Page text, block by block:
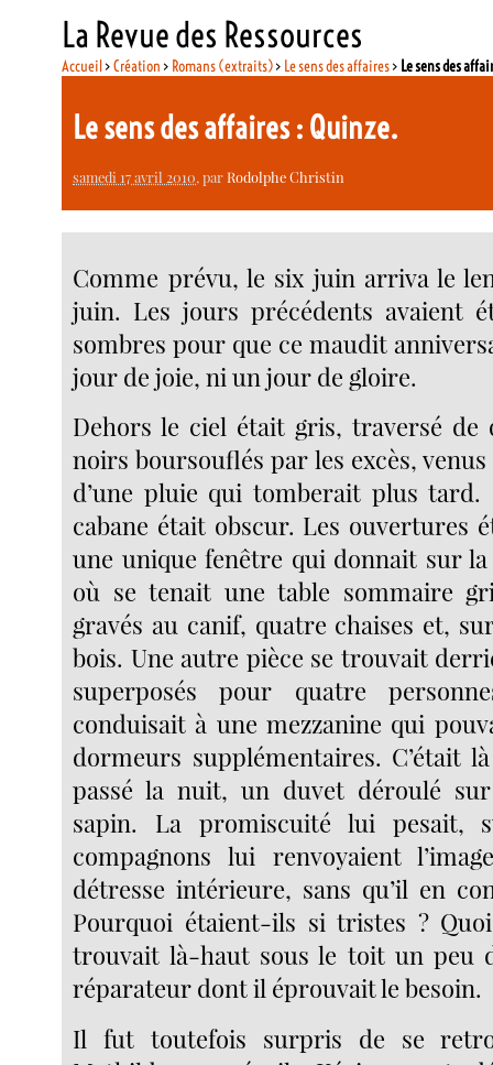
La Revue des Ressources
Accueil>Création > Romans (extraits)> Le sens des affaires> Le sens des
Le sens des affaires : Quinze.
samedi 17 avril 2010, parRodolphe Christin
Comme prévu, le six juin arriva le
juin. Les jours précédents avaient
sombres pour que ce maudit
jour de joie, ni un jour de gloire.
Dehors le ciel était gris, traversé de
noirs boursouflés par les excès, venus
d’une pluie qui tomberait plus tard.
cabane était obscur. Les ouvertures
une unique fenêtre qui donnait sur
où se tenait une table sommaire
gravés au canif, quatre chaises et,
bois. Une autre pièce se trouvait
superposés pour quatre
conduisait à une mezzanine qui
dormeurs supplémentaires. C’était
passé la nuit, un duvet déroulé
sapin. La promiscuité lui pesait,
compagnons lui renvoyaient
détresse intérieure, sans qu’il en
Pourquoi étaient-ils si tristes ?
trouvait là-haut sous le toit un peu
réparateur dont il éprouvait le besoin.
Il fut toutefois surpris de se